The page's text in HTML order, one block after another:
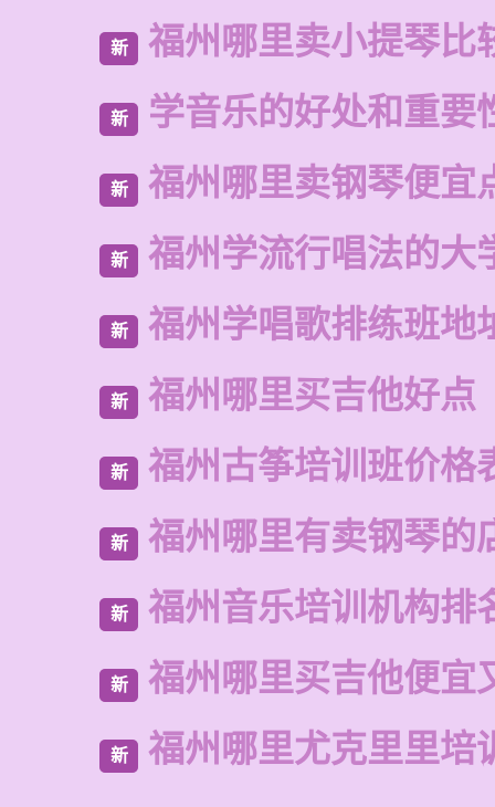
新 福州哪里卖小提琴比
新 学音乐的好处和重要
新 福州哪里卖钢琴便宜
新 福州学流行唱法的大
新 福州学唱歌排练班地
新 福州哪里买吉他好点
新 福州古筝培训班价格
新 福州哪里有卖钢琴的
新 福州音乐培训机构排
新 福州哪里买吉他便宜
新 福州哪里尤克里里培